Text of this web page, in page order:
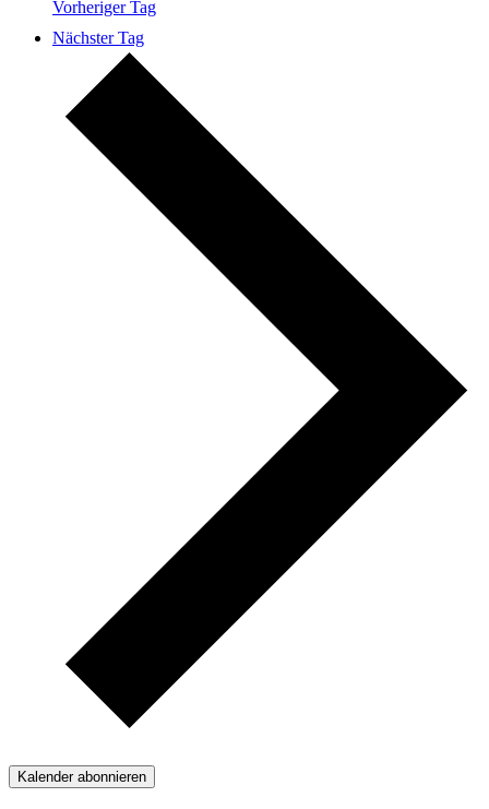
Vorheriger Tag
Nächster Tag
Kalender abonnieren